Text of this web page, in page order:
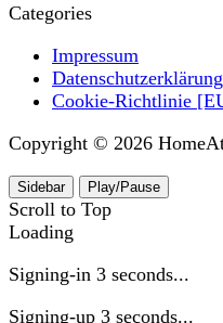
Categories
Impressum
Datenschutzerklärung
Cookie-Richtlinie
Copyright © 2026
Sidebar Play/Pause
Scroll to Top
Loading
Signing-in 3 seconds...
Signing-up 3 seconds...